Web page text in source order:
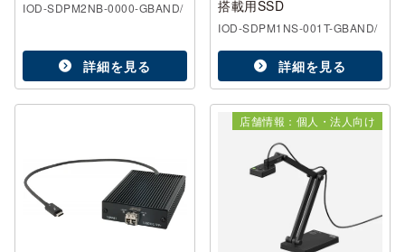
IOD-SDPM2NB-0000-GBAND/
詳細を見る
搭載用SSD
IOD-SDPM1NS-001T-GBAND/
詳細を見る
店舗情報：個人・法人向け